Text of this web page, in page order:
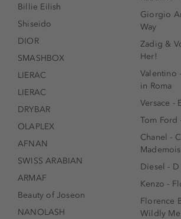
Billie Eilish
Shiseido
DIOR
SMASHBOX
LIERAC
LIERAC
DRYBAR
OLAPLEX
AFNAN
SWISS ARABIAN
ARMAF
Beauty of Joseon
NANOLASH
Giorgio
Way
Zadig &
Her!
Valentino
in Roma
Versace -
Tom Ford
Chanel -
Diesel - D
Kenzo -
Florence
Wildly Me